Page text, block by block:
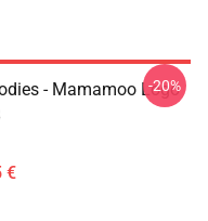
- Mamamoo Logo
€
-20%